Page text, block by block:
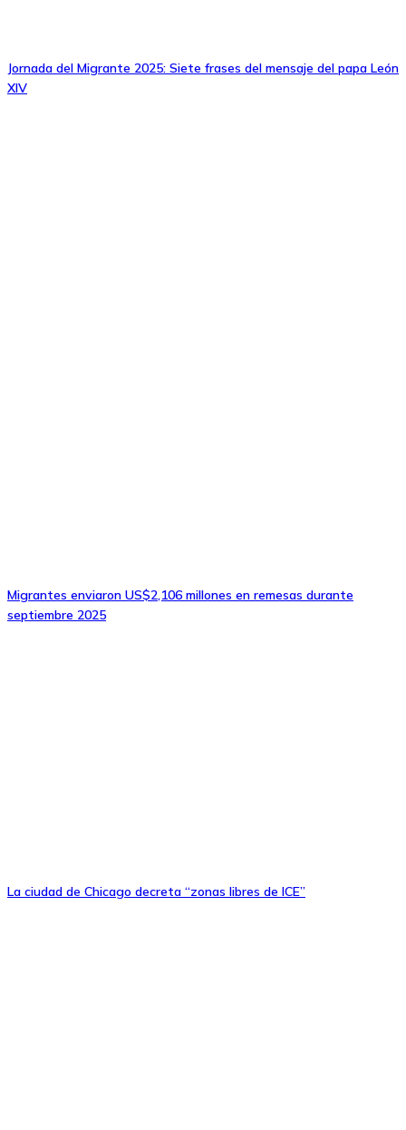
Jornada del Migrante 2025: Siete frases del mensaje del papa León
XIV
Migrantes enviaron US$2,106 millones en remesas durante
septiembre 2025
La ciudad de Chicago decreta “zonas libres de ICE”